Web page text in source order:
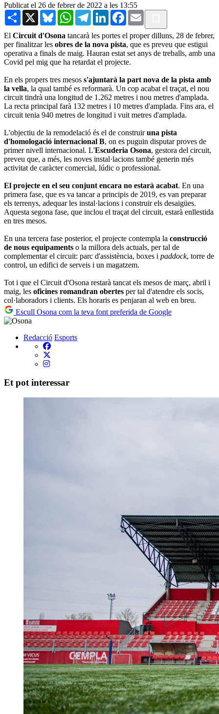
Publicat el 26 de febrer de 2022 a les 13:55
Share X BlueskyWhatsAppTelegramLinkedInFacebook
Email
El Circuit d'Osona tancarà les portes el proper dilluns, 28 de febrer,
per finalitzar les obres de la nova pista, que es preveu que estigui
operativa a finals de maig. Hauran estat set anys de treballs, amb una
Covid pel mig que ha retardat el projecte.
En els propers tres mesos s'ajuntarà la part nova de la pista amb
la vella, la qual també es reformarà. Un cop acabat el traçat, el nou
circuit tindrà una longitud de 1.262 metres i nou metres d'amplada.
La recta principal farà 132 metres i 10 metres d'amplada. Fins ara, el
circuit tenia 940 metres de longitud i vuit metres d'amplada.
L'objectiu de la remodelació és el de construiruna pista
d'homologació internacional B, on es puguin disputar proves de
primer nivell internacional. L'Escuderia Osona, gestora del circuit,
preveu que, a més, les noves instal·lacions també generin més
activitat de caràcter comercial, lúdic o professional.
El projecte en el seu conjunt encara no estarà acabat. En una
primera fase, que es va tancar a principis de 2019, es van preparar
els terrenys, adequar les instal·lacions i construir els desaigües.
Aquesta segona fase, que inclou el traçat del circuit, estarà enllestida
en tres mesos.
En una tercera fase posterior, el projecte contempla la construcció
de nous equipaments o la millora dels actuals, per tal de
complementar el circuit: parc d'assistència, boxes i paddock, torre de
control, un edifici de serveis i un magatzem.
Tot i que el Circuit d'Osona restarà tancat els mesos de març, abril i
maig, les oficines romandran obertes per tal d'atendre els socis,
col·laboradors i clients. Els horaris es penjaran al web en breu.
Escull Osona com la teva font preferida de Google
Redacció Esports
Et pot interessar